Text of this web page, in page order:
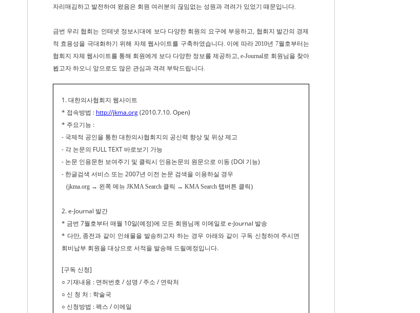
자리매김하고 발전하여 왔음은 회원 여러분의 끊임없는 성원과 격려가 있었기 때문입니다.
금번 우리 협회는 인테넷 정보시대에 보다 다양한 회원의 요구에 부응하고, 협회지 발간의 경제
적 효용성을 극대화하기 위해 자체 웹사이트를 구축하였습니다. 이에 따라 2010년 7월호부터는
협회지 자체 웹사이트를 통해 회원에게 보다 다양한 정보를 제공하고, e-Journal로 회원님을 찾아
뵙고자 하오니 앞으로도 많은 관심과 격려 부탁드립니다.
1. 대한의사협회지 웹사이트
* 접속방법 : http://jkma.org(2010.7.10. Open)
* 주요기능 :
- 국제적 공인을 통한 대한의사협회지의 공신력 향상 및 위상 제고
- 각 논문의 FULL TEXT 바로보기 가능
- 논문 인용문헌 보여주기 및 클릭시 인용논문의 원문으로 이동 (DOI 기능)
- 한글검색 서비스 또는 2007년 이전 논문 검색을 이용하실 경우
(jkma.org → 왼쪽 메뉴 JKMA Search 클릭 → KMA Search 탭버튼 클릭)
2. e-Journal 발간
* 금번 7월호부터 매월 10일(예정)에 모든 회원님께 이메일로 e-Journal 발송
* 다만, 종전과 같이 인쇄물을 발송하고자 하는 경우 아래와 같이 구독 신청하여 주시면
회비납부 회원을 대상으로 서적을 발송해 드릴예정입니다.
[구독 신청]
○ 기재내용 : 면허번호 / 성명 / 주소 / 연락처
○ 신 청 처 : 학술국
○ 신청방법 : 팩스 / 이메일